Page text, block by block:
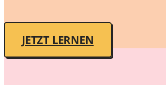
JETZT LERNEN